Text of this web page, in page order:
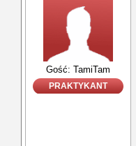
Gość: TamiTam
PRAKTYKANT